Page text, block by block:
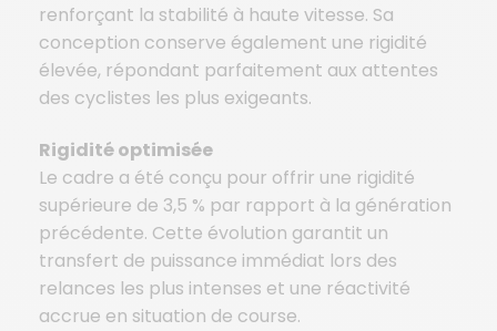
renforçant la stabilité à haute vitesse. Sa
conception conserve également une rigidité
élevée, répondant parfaitement aux attentes
des cyclistes les plus exigeants.
Rigidité optimisée
Le cadre a été conçu pour offrir une rigidité
supérieure de 3,5 % par rapport à la génération
précédente. Cette évolution garantit un
transfert de puissance immédiat lors des
relances les plus intenses et une réactivité
accrue en situation de course.